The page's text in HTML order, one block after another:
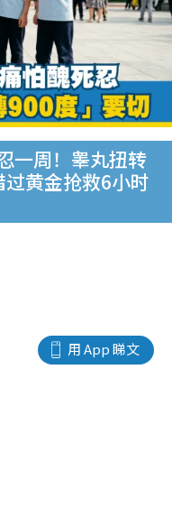
一周！睾丸扭转
黄金抢救6小时
用 App 睇文